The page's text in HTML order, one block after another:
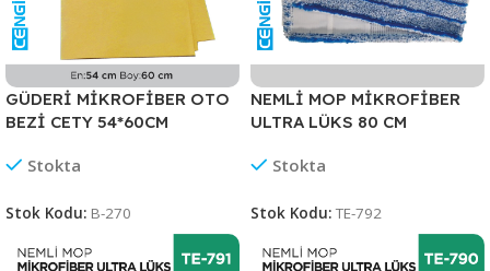
GÜDERİ MİKROFİBER OTO
BEZİ CETY 54*60CM
Stokta
Stok Kodu: B-270
NEMLİ MOP MİKROFİBER
ULTRA LÜKS 80 CM
Stokta
Stok Kodu: TE-792